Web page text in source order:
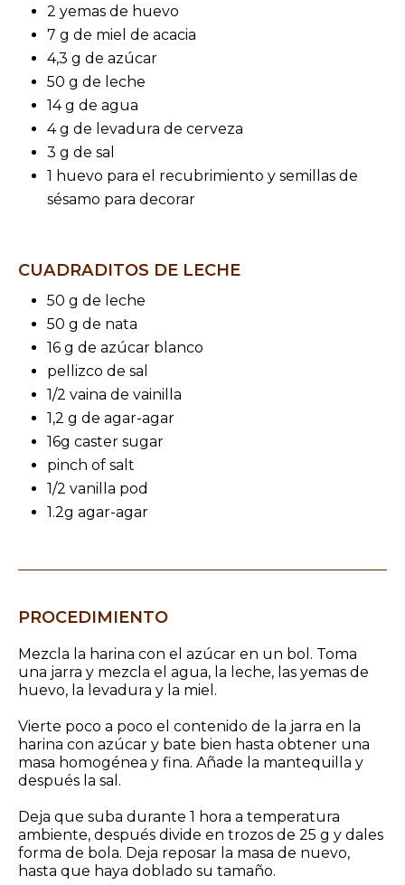
2 yemas de huevo
7 g de miel de acacia
4,3 g de azúcar
50 g de leche
14 g de agua
4 g de levadura de cerveza
3 g de sal
1 huevo para el recubrimiento y semillas de
sésamo para decorar
CUADRADITOS DE LECHE
50 g de leche
50 g de nata
16 g de azúcar blanco
pellizco de sal
1/2 vaina de vainilla
1,2 g de agar-agar
16g caster sugar
pinch of salt
1/2 vanilla pod
1.2g agar-agar
PROCEDIMIENTO
Mezcla la harina con el azúcar en un bol. Toma
una jarra y mezcla el agua, la leche, las yemas de
huevo, la levadura y la miel.
Vierte poco a poco el contenido de la jarra en la
harina con azúcar y bate bien hasta obtener una
masa homogénea y fina. Añade la mantequilla y
después la sal.
Deja que suba durante 1 hora a temperatura
ambiente, después divide en trozos de 25 g y dales
forma de bola. Deja reposar la masa de nuevo,
hasta que haya doblado su tamaño.